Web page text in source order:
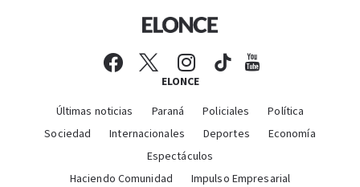
ELONCE
Últimas noticias Paraná Policiales
Política
Sociedad
Internacionales Deportes
Economía
Espectáculos
Haciendo Comunidad
Impulso Empresarial